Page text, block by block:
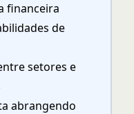
financeira
de
setores e
abrangendo